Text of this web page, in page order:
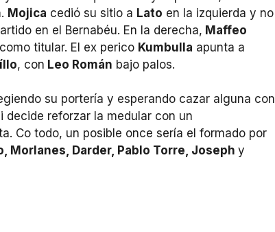
Mojica cedió su sitio a Lato en la izquierda y no
en el Bernabéu. En la derecha, Maffeo
titular. El ex perico Kumbulla apunta a
, con Leo Román bajo palos.
su portería y esperando cazar alguna con
decide reforzar la medular con un
Co todo, un posible once sería el formado por
Morlanes, Darder, Pablo Torre, Joseph y